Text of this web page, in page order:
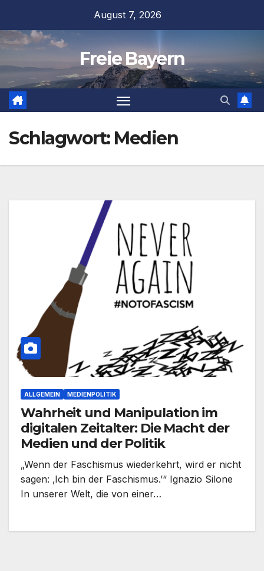
springen
August 7, 2026
Freie Bayern
Schlagwort: Medien
ALLGEMEIN MEDIENPOLITIK
Wahrheit und Manipulation im
digitalen Zeitalter: Die Macht der
Medien und der Politik
„Wenn der Faschismus wiederkehrt, wird er nicht
sagen: ‚Ich bin der Faschismus.’“ Ignazio Silone
In unserer Welt, die von einer…